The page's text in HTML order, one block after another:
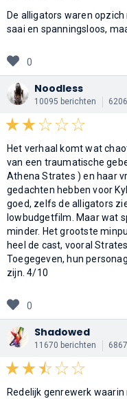
De alligators waren
saai en spanningsloos,
0
Noodless
10095 berichten
Het verhaal komt wat
van een traumatische
Athena Strates ) en haar
gedachten hebben voor
goed, zelfs de alligators
lowbudgetfilm. Maar wat
minder. Het grootste
heel de cast, vooral
Toegegeven, hun
zijn. 4/10
0
Shadowed
11670 berichten
Redelijk genrewerk